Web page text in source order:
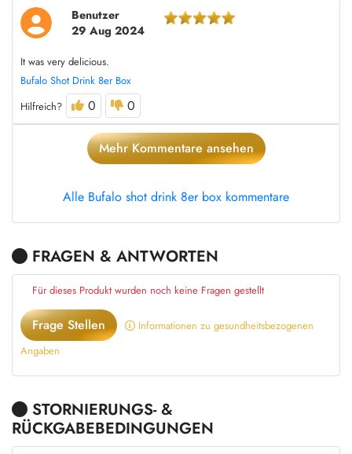
Benutzer
29 Aug 2024
It was very delicious.
Bufalo Shot Drink 8er Box
Hilfreich?
0 0
Mehr Kommentare ansehen
Alle Bufalo shot drink 8er box kommentare
FRAGEN & ANTWORTEN
Für dieses Produkt wurden noch keine Fragen gestellt
Frage Stellen
Informationen zu gesundheitsbezogenen
Angaben
STORNIERUNGS- &
RÜCKGABEBEDINGUNGEN